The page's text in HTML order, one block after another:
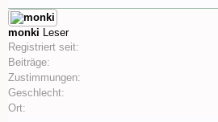
monki Leser
Registriert seit:
Beiträge:
Zustimmungen:
Geschlecht:
Ort: